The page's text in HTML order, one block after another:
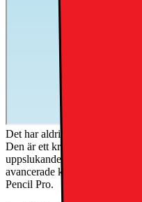
Det har aldrig funnits ett
Den är ett kreativt kraftpaket
uppslukande Liquid Retina-
avancerade kameror,
Pencil Pro.